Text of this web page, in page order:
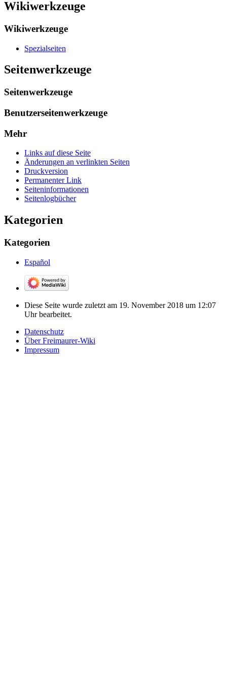
Wikiwerkzeuge
Wikiwerkzeuge
Spezialseiten
Seitenwerkzeuge
Seitenwerkzeuge
Benutzerseitenwerkzeuge
Mehr
Links auf diese Seite
Änderungen an verlinkten Seiten
Druckversion
Permanenter Link
Seiten­­informationen
Seitenlogbücher
Kategorien
Kategorien
Español
Diese Seite wurde zuletzt am 19. November 2018 um 12:07
Uhr bearbeitet.
Datenschutz
Über Freimaurer-Wiki
Impressum